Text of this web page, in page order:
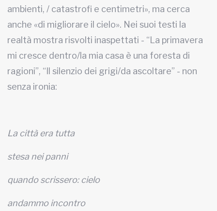
ambienti, / catastrofi e centimetri», ma cerca
anche «di migliorare il cielo». Nei suoi testi la
realtà mostra risvolti inaspettati - “La primavera
mi cresce dentro/la mia casa è una foresta di
ragioni”, “Il silenzio dei grigi/da ascoltare” - non
senza ironia:
La città era tutta
stesa nei panni
quando scrissero: cielo
andammo incontro